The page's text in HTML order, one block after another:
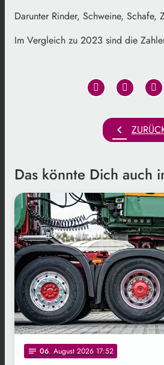
Darunter Rinder, Schweine, Schafe,
Im Vergleich zu 2023 sind die
chevron_left
Das könnte Dich auch
notes 06. August 2026 17:52